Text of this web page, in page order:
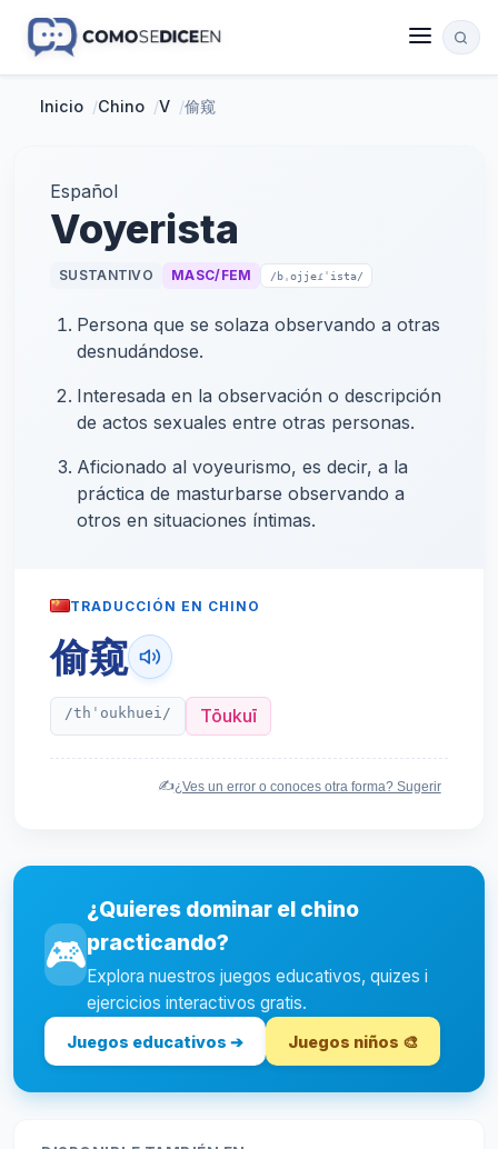
Inicio /Chino /V /偷窥
Español
Voyerista
SUSTANTIVO MASC/FEM /bˌojjeɾˈista/
Persona que se solaza observando a otras
desnudándose.
Interesada en la observación o descripción
de actos sexuales entre otras personas.
Aficionado al voyeurismo, es decir, a la
práctica de masturbarse observando a
otros en situaciones íntimas.
TRADUCCIÓN EN CHINO
偷窥
/thˈoukhuei/ Tōukuī
✍️¿Ves un error o conoces otra forma? Sugerir
🎮
¿Quieres dominar el chino
practicando?
Explora nuestros juegos educativos, quizes i
ejercicios interactivos gratis.
Juegos educativos ➔ Juegos niños 🎨